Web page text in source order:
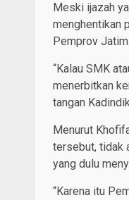
Meski ijazah
menghentikan
Pemprov Jatim.
“Kalau SMK
menerbitkan
tangan
Menurut
tersebut, tidak
yang dulu
“Karena itu